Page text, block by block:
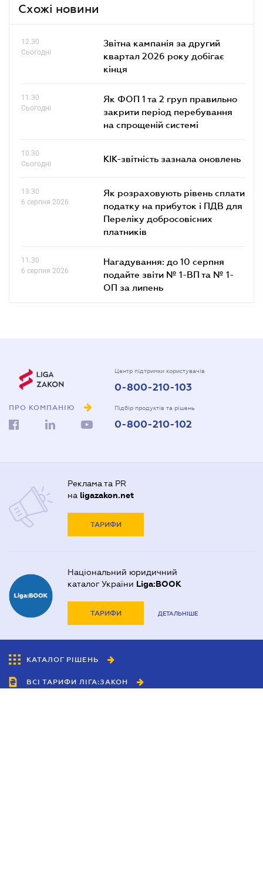
Схожі новини
12.30
Сьогодні
Звітна кампанія за другий
квартал 2026 року добігає
кінця
11.30
Сьогодні
Як ФОП 1 та 2 груп правильно
закрити період перебування
на спрощеній системі
10.30
Сьогодні
КІК-звітність зазнала оновлень
13.30
6 серпня 2026
Як розраховують рівень сплати
податку на прибуток і ПДВ для
Переліку добросовісних
платників
11.30
6 серпня 2026
Нагадування: до 10 серпня
подайте звіти № 1-ВП та № 1-
ОП за липень
ПРО КОМПАНІЮ
Центр підтримки користувачів
0-800-210-103
Підбір продуктів та рішень
0-800-210-102
Реклама та PR
на ligazakon.net
ТАРИФИ
Національний юридичний
каталог України Liga:BOOK
ТАРИФИ ДЕТАЛЬНІШЕ
КАТАЛОГ РІШЕНЬ
ВСІ ТАРИФИ ЛІГА:ЗАКОН